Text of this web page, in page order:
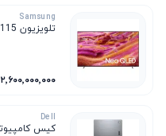
Samsung
تلویزیون 115 اینچی سامسونگ QN90F
۲٬۶۰۰٬۰۰۰٬۰۰۰ تومان
Dell